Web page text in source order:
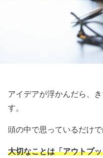
アイデアが浮かんだら、
す。
頭の中で思っているだけ
大切なことは「アウトプ